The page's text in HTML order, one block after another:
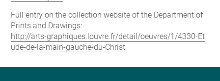
Full entry on the collection website of the Department of
Prints and Drawings:
http://arts-graphiques.louvre.fr/detail/oeuvres/1/4330-Et
ude-de-la-main-gauche-du-Christ